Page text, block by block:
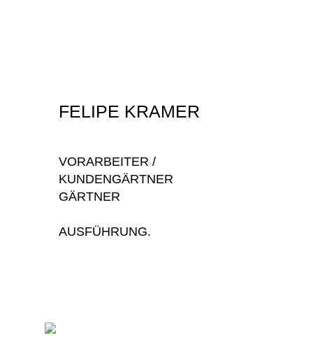
FELIPE KRAMER
VORARBEITER /
KUNDENGÄRTNER
GÄRTNER
AUSFÜHRUNG.